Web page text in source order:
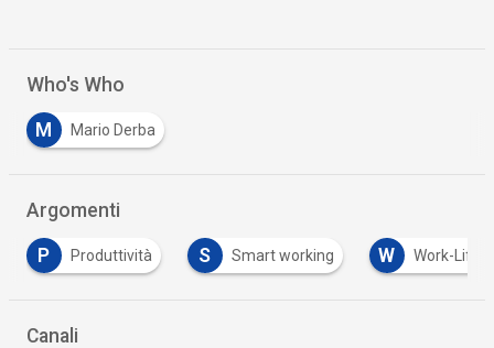
Who's Who
M Mario Derba
Argomenti
S Smart working W Work-Life Balance
Canali